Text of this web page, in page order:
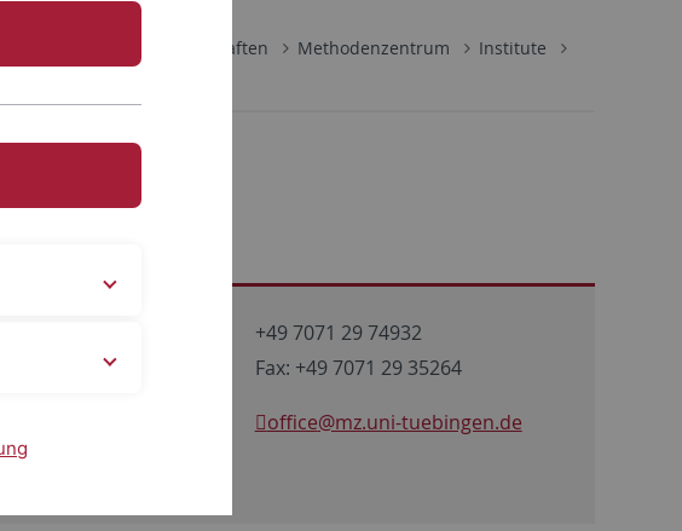
Fachbereich Sozialwissenschaften Methodenzentrum
Institute
+49 7071 29 74932
Fax: +49 7071 29 35264
office@mz.uni-tuebingen.de